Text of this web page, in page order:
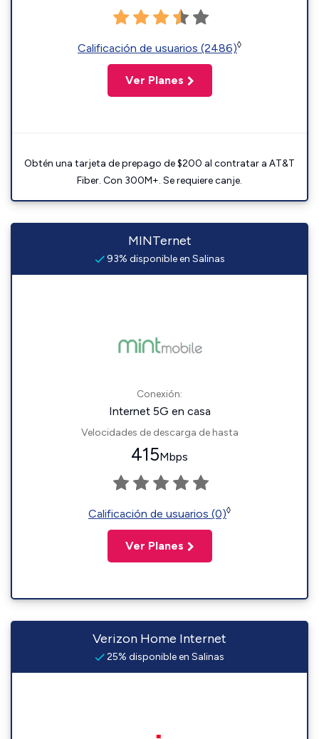
Calificación de usuarios (2486)◊
Ver Planes
Obtén una tarjeta de prepago de $200 al contratar a AT&T
Fiber. Con 300M+. Se requiere canje.
MINTernet
93% disponible en Salinas
Conexión:
Internet 5G en casa
Velocidades de descarga de hasta
415Mbps
Calificación de usuarios (0)◊
Ver Planes
Verizon Home Internet
25% disponible en Salinas